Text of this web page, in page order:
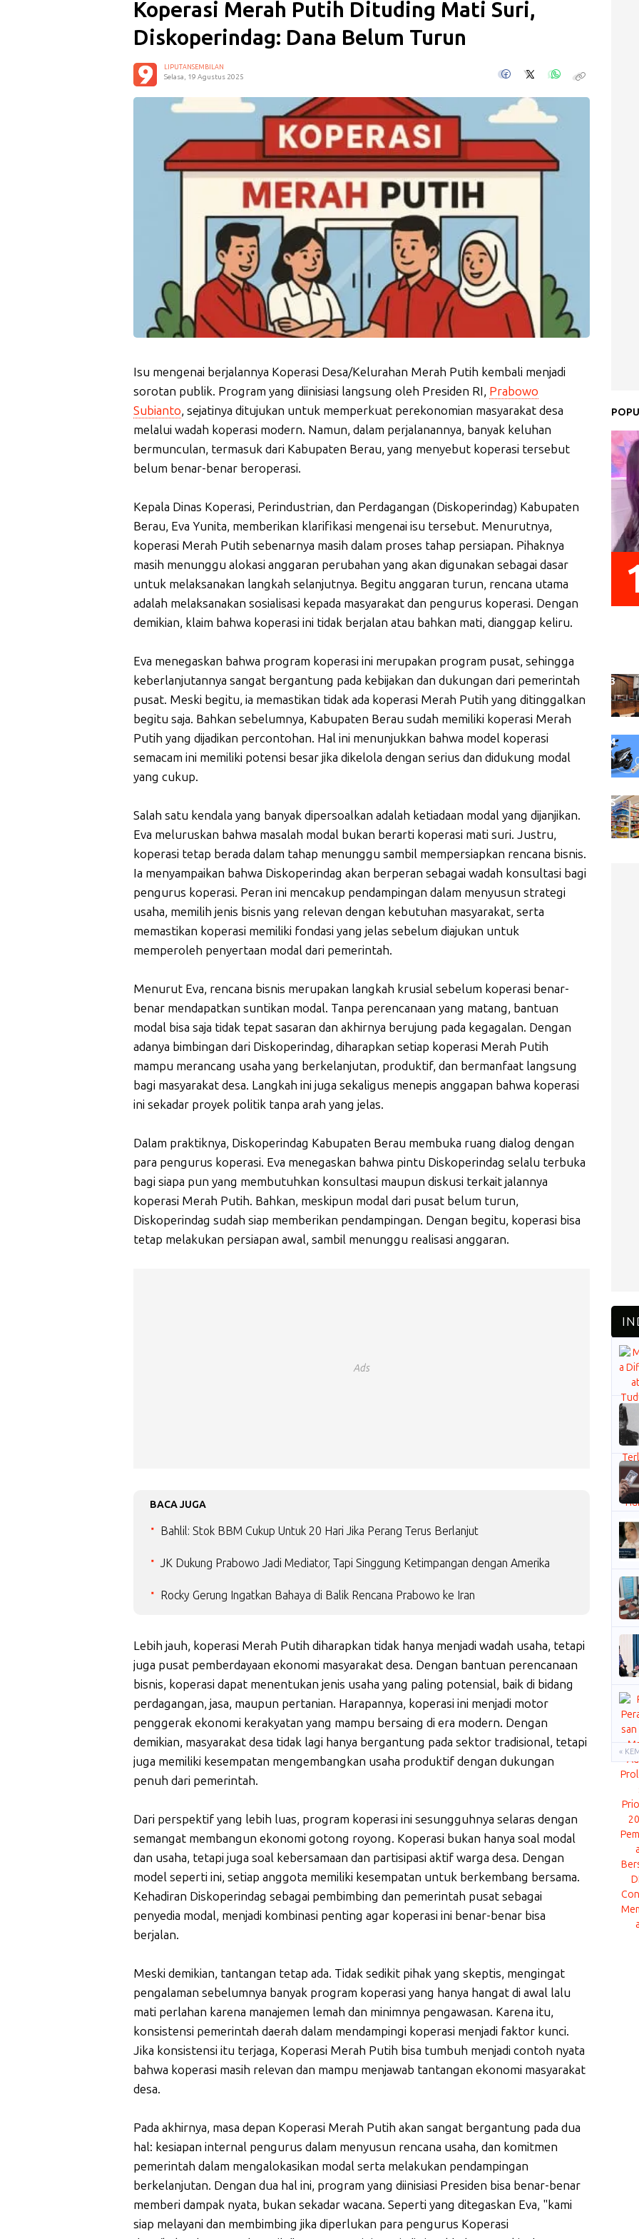
Koperasi Merah Putih Dituding Mati Suri,
Diskoperindag: Dana Belum Turun
LIPUTANSEMBILAN
Selasa, 19 Agustus 2025
Isu mengenai berjalannya Koperasi Desa/Kelurahan Merah Putih kembali menjadi
sorotan publik. Program yang diinisiasi langsung oleh Presiden RI, Prabowo
Subianto, sejatinya ditujukan untuk memperkuat perekonomian masyarakat desa
melalui wadah koperasi modern. Namun, dalam perjalanannya, banyak keluhan
bermunculan, termasuk dari Kabupaten Berau, yang menyebut koperasi tersebut
belum benar-benar beroperasi.
Kepala Dinas Koperasi, Perindustrian, dan Perdagangan (Diskoperindag) Kabupaten
Berau, Eva Yunita, memberikan klarifikasi mengenai isu tersebut. Menurutnya,
koperasi Merah Putih sebenarnya masih dalam proses tahap persiapan. Pihaknya
masih menunggu alokasi anggaran perubahan yang akan digunakan sebagai dasar
untuk melaksanakan langkah selanjutnya. Begitu anggaran turun, rencana utama
adalah melaksanakan sosialisasi kepada masyarakat dan pengurus koperasi. Dengan
demikian, klaim bahwa koperasi ini tidak berjalan atau bahkan mati, dianggap keliru.
Eva menegaskan bahwa program koperasi ini merupakan program pusat, sehingga
keberlanjutannya sangat bergantung pada kebijakan dan dukungan dari pemerintah
pusat. Meski begitu, ia memastikan tidak ada koperasi Merah Putih yang ditinggalkan
begitu saja. Bahkan sebelumnya, Kabupaten Berau sudah memiliki koperasi Merah
Putih yang dijadikan percontohan. Hal ini menunjukkan bahwa model koperasi
semacam ini memiliki potensi besar jika dikelola dengan serius dan didukung modal
yang cukup.
Salah satu kendala yang banyak dipersoalkan adalah ketiadaan modal yang dijanjikan.
Eva meluruskan bahwa masalah modal bukan berarti koperasi mati suri. Justru,
koperasi tetap berada dalam tahap menunggu sambil mempersiapkan rencana bisnis.
Ia menyampaikan bahwa Diskoperindag akan berperan sebagai wadah konsultasi bagi
pengurus koperasi. Peran ini mencakup pendampingan dalam menyusun strategi
usaha, memilih jenis bisnis yang relevan dengan kebutuhan masyarakat, serta
memastikan koperasi memiliki fondasi yang jelas sebelum diajukan untuk
memperoleh penyertaan modal dari pemerintah.
Menurut Eva, rencana bisnis merupakan langkah krusial sebelum koperasi benar-
benar mendapatkan suntikan modal. Tanpa perencanaan yang matang, bantuan
modal bisa saja tidak tepat sasaran dan akhirnya berujung pada kegagalan. Dengan
adanya bimbingan dari Diskoperindag, diharapkan setiap koperasi Merah Putih
mampu merancang usaha yang berkelanjutan, produktif, dan bermanfaat langsung
bagi masyarakat desa. Langkah ini juga sekaligus menepis anggapan bahwa koperasi
ini sekadar proyek politik tanpa arah yang jelas.
Dalam praktiknya, Diskoperindag Kabupaten Berau membuka ruang dialog dengan
para pengurus koperasi. Eva menegaskan bahwa pintu Diskoperindag selalu terbuka
bagi siapa pun yang membutuhkan konsultasi maupun diskusi terkait jalannya
koperasi Merah Putih. Bahkan, meskipun modal dari pusat belum turun,
Diskoperindag sudah siap memberikan pendampingan. Dengan begitu, koperasi bisa
tetap melakukan persiapan awal, sambil menunggu realisasi anggaran.
Ads
BACA JUGA
Bahlil: Stok BBM Cukup Untuk 20 Hari Jika Perang Terus Berlanjut
JK Dukung Prabowo Jadi Mediator, Tapi Singgung Ketimpangan dengan Amerika
Rocky Gerung Ingatkan Bahaya di Balik Rencana Prabowo ke Iran
Lebih jauh, koperasi Merah Putih diharapkan tidak hanya menjadi wadah usaha, tetapi
juga pusat pemberdayaan ekonomi masyarakat desa. Dengan bantuan perencanaan
bisnis, koperasi dapat menentukan jenis usaha yang paling potensial, baik di bidang
perdagangan, jasa, maupun pertanian. Harapannya, koperasi ini menjadi motor
penggerak ekonomi kerakyatan yang mampu bersaing di era modern. Dengan
demikian, masyarakat desa tidak lagi hanya bergantung pada sektor tradisional, tetapi
juga memiliki kesempatan mengembangkan usaha produktif dengan dukungan
penuh dari pemerintah.
Dari perspektif yang lebih luas, program koperasi ini sesungguhnya selaras dengan
semangat membangun ekonomi gotong royong. Koperasi bukan hanya soal modal
dan usaha, tetapi juga soal kebersamaan dan partisipasi aktif warga desa. Dengan
model seperti ini, setiap anggota memiliki kesempatan untuk berkembang bersama.
Kehadiran Diskoperindag sebagai pembimbing dan pemerintah pusat sebagai
penyedia modal, menjadi kombinasi penting agar koperasi ini benar-benar bisa
berjalan.
Meski demikian, tantangan tetap ada. Tidak sedikit pihak yang skeptis, mengingat
pengalaman sebelumnya banyak program koperasi yang hanya hangat di awal lalu
mati perlahan karena manajemen lemah dan minimnya pengawasan. Karena itu,
konsistensi pemerintah daerah dalam mendampingi koperasi menjadi faktor kunci.
Jika konsistensi itu terjaga, Koperasi Merah Putih bisa tumbuh menjadi contoh nyata
bahwa koperasi masih relevan dan mampu menjawab tantangan ekonomi masyarakat
desa.
Pada akhirnya, masa depan Koperasi Merah Putih akan sangat bergantung pada dua
hal: kesiapan internal pengurus dalam menyusun rencana usaha, dan komitmen
pemerintah dalam mengalokasikan modal serta melakukan pendampingan
berkelanjutan. Dengan dua hal ini, program yang diinisiasi Presiden bisa benar-benar
memberi dampak nyata, bukan sekadar wacana. Seperti yang ditegaskan Eva, "kami
siap melayani dan membimbing jika diperlukan para pengurus Koperasi
«